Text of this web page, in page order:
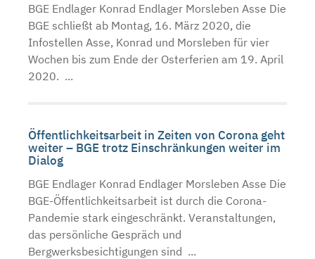
BGE Endlager Konrad Endlager Morsleben Asse Die
BGE schließt ab Montag, 16. März 2020, die
Infostellen Asse, Konrad und Morsleben für vier
Wochen bis zum Ende der Osterferien am 19. April
2020. ...
Öffentlichkeitsarbeit in Zeiten von Corona geht
weiter – BGE trotz Einschränkungen weiter im
Dialog
BGE Endlager Konrad Endlager Morsleben Asse Die
BGE-Öffentlichkeitsarbeit ist durch die Corona-
Pandemie stark eingeschränkt. Veranstaltungen,
das persönliche Gespräch und
Bergwerksbesichtigungen sind ...